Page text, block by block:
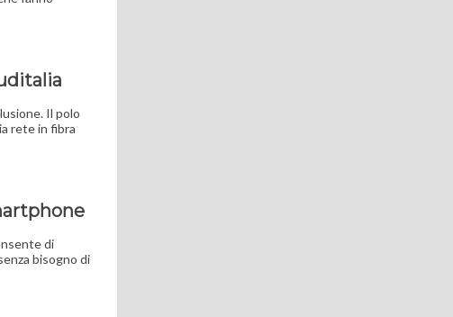
Il polo
rete in fibra
di
bisogno di